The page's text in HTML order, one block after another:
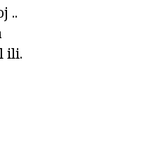
..
ili.